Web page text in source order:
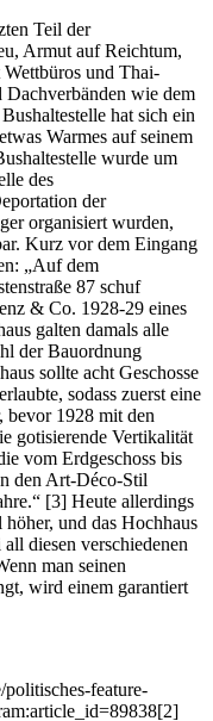
Teil der
Armut auf Reichtum,
und Thai-
Dachverbänden wie dem
hat sich ein
Warmes auf seinem
wurde um
des
der
organisiert wurden,
Kurz vor dem Eingang
„Auf dem
87 schuf
& Co. 1928-29 eines
galten damals alle
der Bauordnung
sollte acht Geschosse
sodass zuerst eine
bevor 1928 mit den
gotisierende Vertikalität
vom Erdgeschoss bis
den Art-Déco-Stil
[3] Heute allerdings
und das Hochhaus
diesen verschiedenen
man seinen
wird einem garantiert
feature-